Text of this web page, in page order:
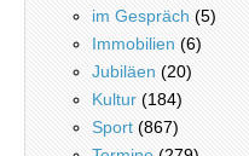
im Gespräch (5)
Immobilien (6)
Jubiläen (20)
Kultur (184)
Sport (867)